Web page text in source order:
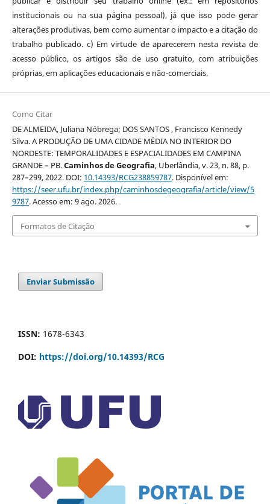
institucionais ou na sua página pessoal), já que isso pode gerar
alterações produtivas, bem como aumentar o impacto e a citação do
trabalho publicado. c) Em virtude de aparecerem nesta revista de
acesso público, os artigos são de uso gratuito, com atribuições
próprias, em aplicações educacionais e não-comerciais.
Como Citar
DE ALMEIDA, Juliana Nóbrega; DOS SANTOS , Francisco Kennedy
Silva. A PRODUÇÃO DE UMA CIDADE MÉDIA NO INTERIOR DO
NORDESTE: TEMPORALIDADES E ESPACIALIDADES EM CAMPINA
GRANDE – PB.Caminhos de Geografia, Uberlândia, v. 23, n. 88, p.
287–299, 2022. DOI: 10.14393/RCG238859787. Disponível em:
https://seer.ufu.br/index.php/caminhosdegeografia/article/view/5
9787. Acesso em: 9 ago. 2026.
Formatos de Citação
Enviar Submissão
ISSN: 1678-6343
DOI: https://doi.org/10.14393/RCG